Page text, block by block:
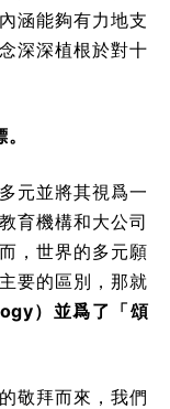
涵能夠有力地支
深深植根於對十
元並將其視爲一
育機構和大公司
，世界的多元願
要的區別，那就
）並爲了「頌
敬拜而來，我們